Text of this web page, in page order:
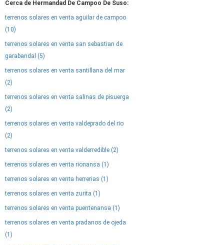
Cerca de Hermandad De Campoo De Suso:
terrenos solares en venta aguilar de campoo
(10)
terrenos solares en venta san sebastian de
garabandal (5)
terrenos solares en venta santillana del mar
(2)
terrenos solares en venta salinas de pisuerga
(2)
terrenos solares en venta valdeprado del rio
(2)
terrenos solares en venta valderredible (2)
terrenos solares en venta rionansa (1)
terrenos solares en venta herrerias (1)
terrenos solares en venta zurita (1)
terrenos solares en venta puentenansa (1)
terrenos solares en venta pradanos de ojeda
(1)